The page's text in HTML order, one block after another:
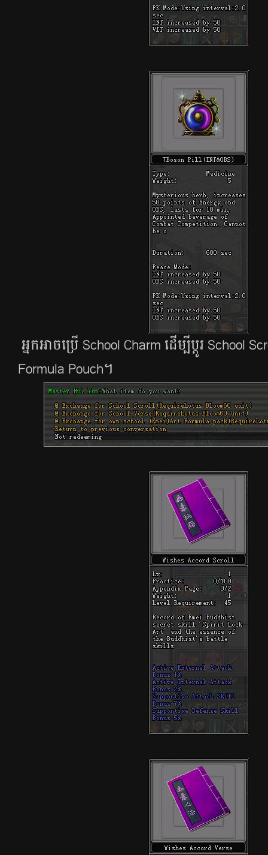
អ្នកអាចប្រើ School Charm ដើម្បីប្តូរ School
Formula Pouch។